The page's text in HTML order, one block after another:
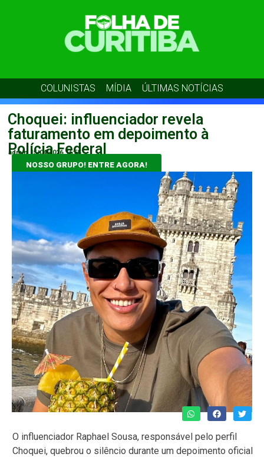
COLUNISTAS MÍDIA ÚLTIMAS NOTÍCIAS
Choquei: influenciador revela
faturamento em depoimento à
Polícia Federal
admin 15/04/2026 16:55
NOSSO GRUPO! ENTRE AGORA!
O influenciador Raphael Sousa, responsável pelo perfil
Choquei, quebrou o silêncio durante um depoimento oficial